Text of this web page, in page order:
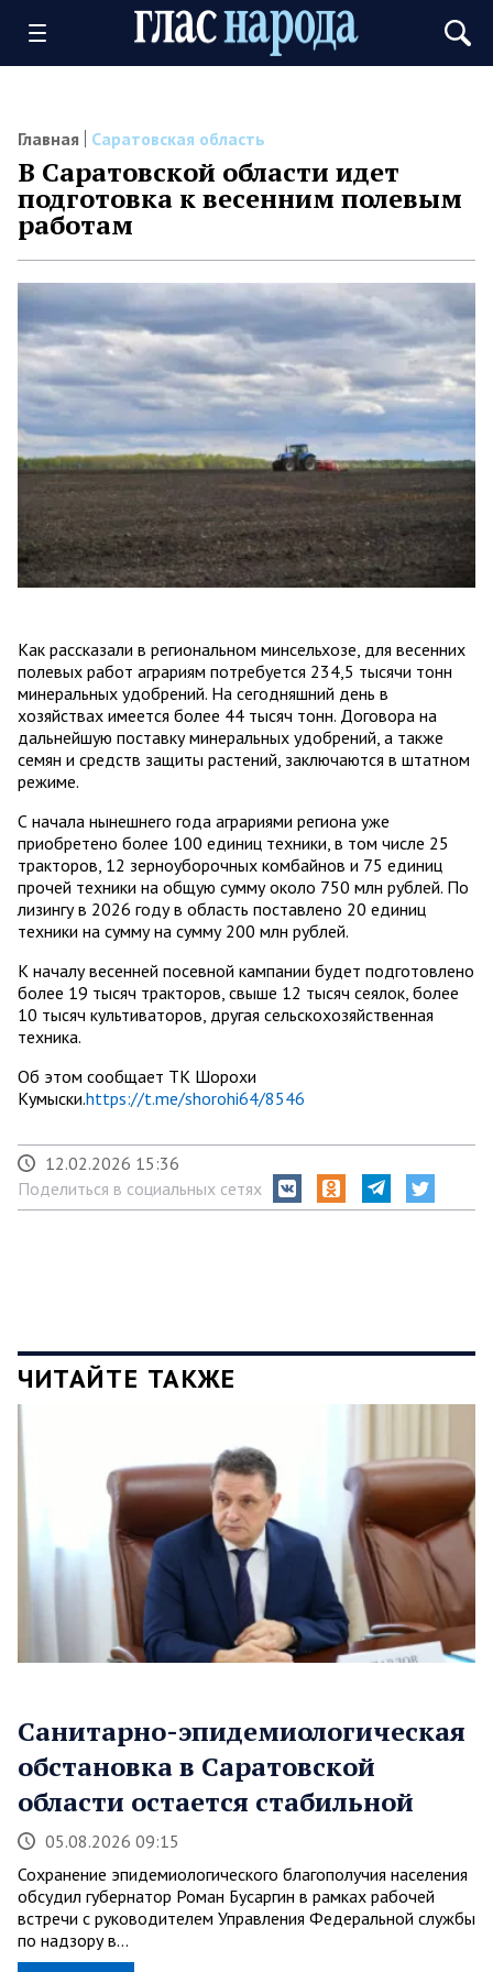
Главная Саратовская область
В Саратовской области идет
подготовка к весенним полевым
работам
Как рассказали в региональном минсельхозе, для весенних
полевых работ аграриям потребуется 234,5 тысячи тонн
минеральных удобрений. На сегодняшний день в
хозяйствах имеется более 44 тысяч тонн. Договора на
дальнейшую поставку минеральных удобрений, а также
семян и средств защиты растений, заключаются в штатном
режиме.
С начала нынешнего года аграриями региона уже
приобретено более 100 единиц техники, в том числе 25
тракторов, 12 зерноуборочных комбайнов и 75 единиц
прочей техники на общую сумму около 750 млн рублей. По
лизингу в 2026 году в область поставлено 20 единиц
техники на сумму на сумму 200 млн рублей.
К началу весенней посевной кампании будет подготовлено
более 19 тысяч тракторов, свыше 12 тысяч сеялок, более
10 тысяч культиваторов, другая сельскохозяйственная
техника.
Об этом сообщает ТК Шорохи
Кумыски.https://t.me/shorohi64/8546
12.02.2026 15:36
Поделиться в социальных сетях
ЧИТАЙТЕ ТАКЖЕ
Санитарно-эпидемиологическая
обстановка в Саратовской
области остается стабильной
05.08.2026 09:15
Сохранение эпидемиологического благополучия населения
обсудил губернатор Роман Бусаргин в рамках рабочей
встречи с руководителем Управления Федеральной службы
по надзору в…